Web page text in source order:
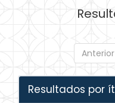
Anterior
Resultados por